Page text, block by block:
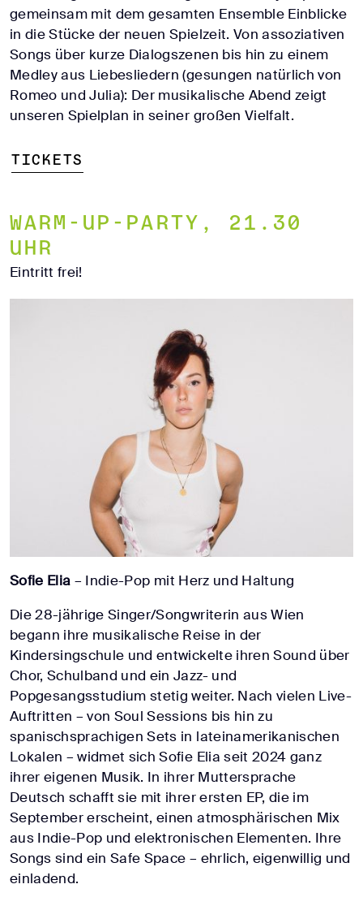
gemeinsam mit dem gesamten Ensemble Einblicke
in die Stücke der neuen Spielzeit. Von assoziativen
Songs über kurze Dialogszenen bis hin zu einem
Medley aus Liebesliedern (gesungen natürlich von
Romeo und Julia): Der musikalische Abend zeigt
unseren Spielplan in seiner großen Vielfalt.
Tickets
Warm-up-Party, 21.30
Uhr
Eintritt frei!
Sofie Elia – Indie-Pop mit Herz und Haltung
Die 28-jährige Singer/Songwriterin aus Wien
begann ihre musikalische Reise in der
Kindersingschule und entwickelte ihren Sound über
Chor, Schulband und ein Jazz- und
Popgesangsstudium stetig weiter. Nach vielen Live-
Auftritten – von Soul Sessions bis hin zu
spanischsprachigen Sets in lateinamerikanischen
Lokalen – widmet sich Sofie Elia seit 2024 ganz
ihrer eigenen Musik. In ihrer Muttersprache
Deutsch schafft sie mit ihrer ersten EP, die im
September erscheint, einen atmosphärischen Mix
aus Indie-Pop und elektronischen Elementen. Ihre
Songs sind ein Safe Space – ehrlich, eigenwillig und
einladend.